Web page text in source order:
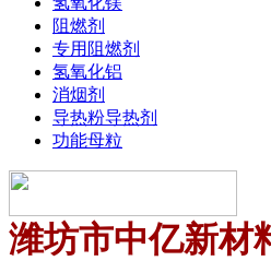
阻燃剂
专用阻燃剂
氢氧化铝
消烟剂
导热粉导热剂
功能母粒
潍坊市中亿新材